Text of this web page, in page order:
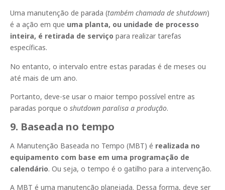
Uma manutenção de parada (também chamada de shutdown)
é a ação em que uma planta, ou unidade de processo
inteira, é retirada de serviço para realizar tarefas
específicas.
No entanto, o intervalo entre estas paradas é de meses ou
até mais de um ano.
Portanto, deve-se usar o maior tempo possível entre as
paradas porque o shutdown paralisa a produção.
9. Baseada no tempo
A Manutenção Baseada no Tempo (MBT) é realizada no
equipamento com base em uma programação de
calendário. Ou seja, o tempo é o gatilho para a intervenção.
A MBT é uma manutenção planejada. Dessa forma, deve ser